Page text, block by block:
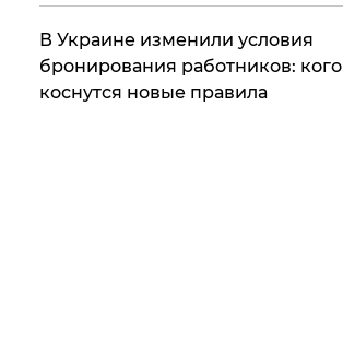
В Украине изменили условия
бронирования работников: кого
коснутся новые правила